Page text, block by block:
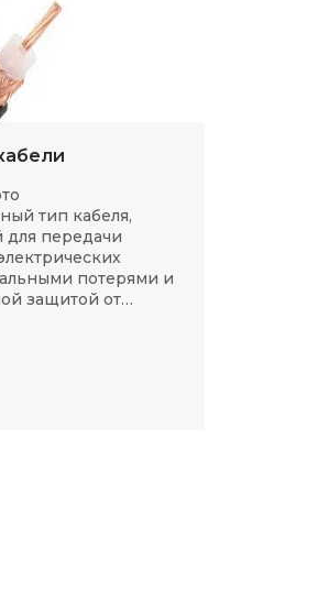
тип кабеля,
передачи
потерями и
защитой от